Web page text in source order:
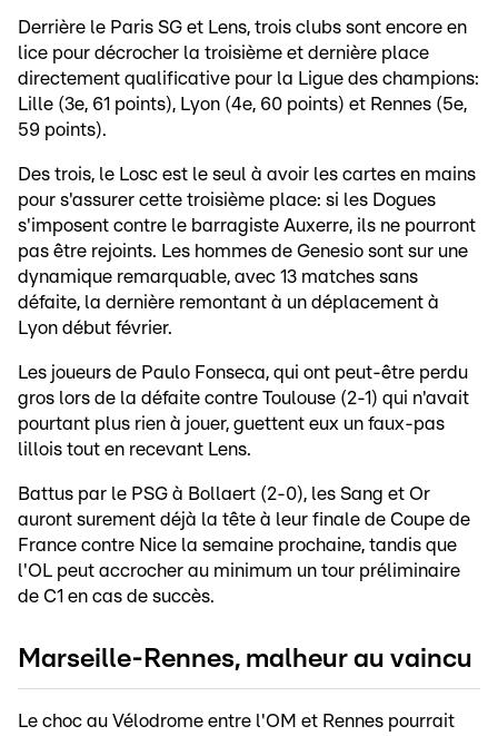
Derrière le Paris SG et Lens, trois clubs sont encore en
lice pour décrocher la troisième et dernière place
directement qualificative pour la Ligue des champions:
Lille (3e, 61 points), Lyon (4e, 60 points) et Rennes (5e,
59 points).
Des trois, le Losc est le seul à avoir les cartes en mains
pour s'assurer cette troisième place: si les Dogues
s'imposent contre le barragiste Auxerre, ils ne pourront
pas être rejoints. Les hommes de Genesio sont sur une
dynamique remarquable, avec 13 matches sans
défaite, la dernière remontant à un déplacement à
Lyon début février.
Les joueurs de Paulo Fonseca, qui ont peut-être perdu
gros lors de la défaite contre Toulouse (2-1) qui n'avait
pourtant plus rien à jouer, guettent eux un faux-pas
lillois tout en recevant Lens.
Battus par le PSG à Bollaert (2-0), les Sang et Or
auront surement déjà la tête à leur finale de Coupe de
France contre Nice la semaine prochaine, tandis que
l'OL peut accrocher au minimum un tour préliminaire
de C1 en cas de succès.
Marseille-Rennes, malheur au vaincu
Le choc au Vélodrome entre l'OM et Rennes pourrait